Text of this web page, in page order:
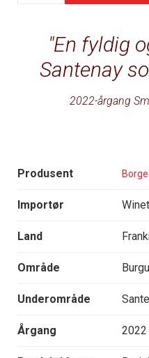
En fyldig
Santenay
2022-årgang
Produsent
Importør
Land
Område
Underområde
Årgang 2022